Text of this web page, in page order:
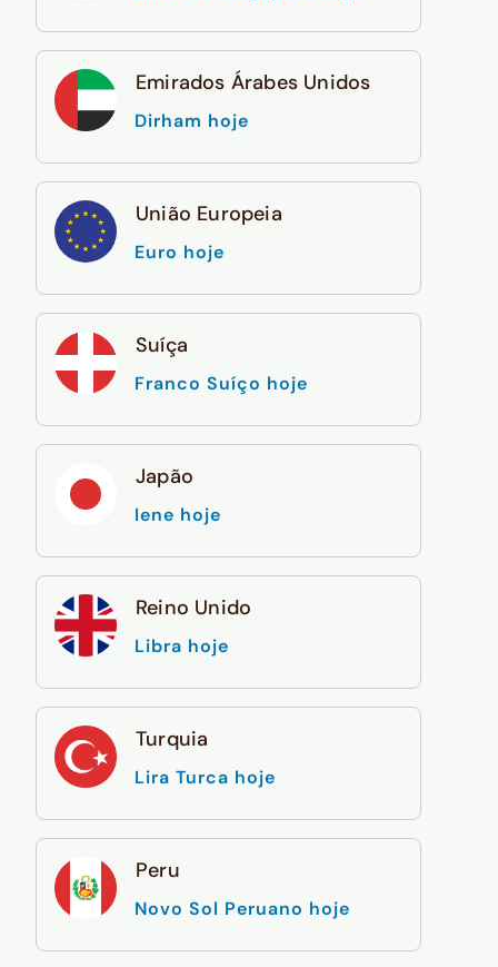
Emirados Árabes Unidos
Dirham hoje
União Europeia
Euro hoje
Suíça
Franco Suíço hoje
Japão
Iene hoje
Reino Unido
Libra hoje
Turquia
Lira Turca hoje
Peru
Novo Sol Peruano hoje